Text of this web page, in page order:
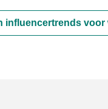
influencertrends voor